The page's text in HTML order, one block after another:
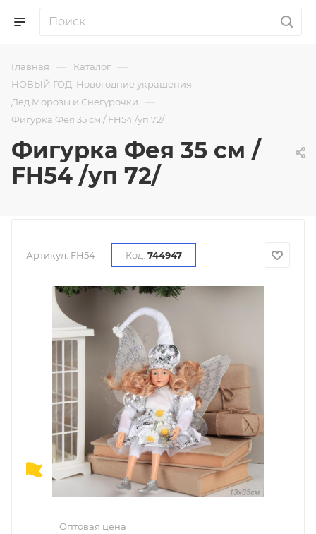
Главная — Каталог —
НОВЫЙ ГОД. Новогодние украшения —
Дед Морозы и Снегурочки —
Фигурка Фея 35 см / FH54 /уп 72/
Фигурка Фея 35 см /
FH54 /уп 72/
Артикул: FH54 Код: 744947
Оптовая цена